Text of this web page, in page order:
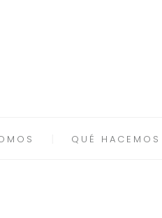
QUÉ HACEMOS